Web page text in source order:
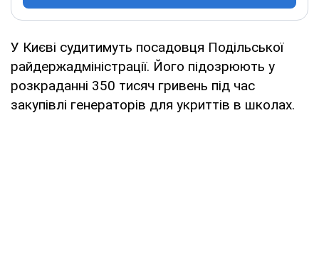
У Києві судитимуть посадовця Подільської
райдержадміністрації. Його підозрюють у
розкраданні 350 тисяч гривень під час
закупівлі генераторів для укриттів в школах.